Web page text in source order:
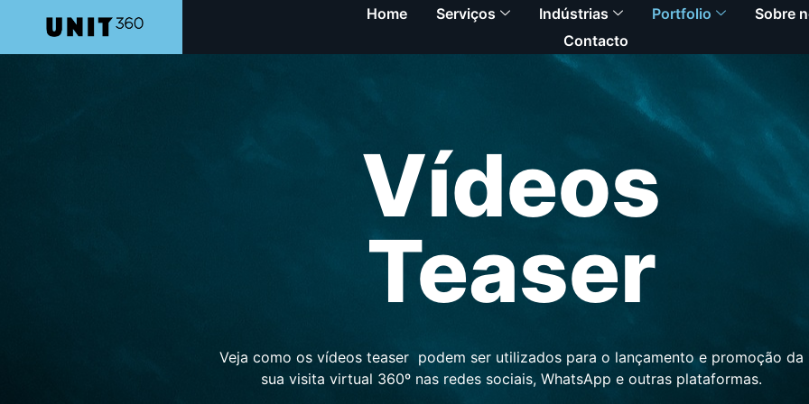
Home Serviços Indústrias Portfolio
Sobre
Contacto
Vídeos
Teaser
Veja como os vídeos teaser podem ser utilizados para o lançamento e promoção da
sua visita virtual 360º nas redes sociais, WhatsApp e outras plataformas.